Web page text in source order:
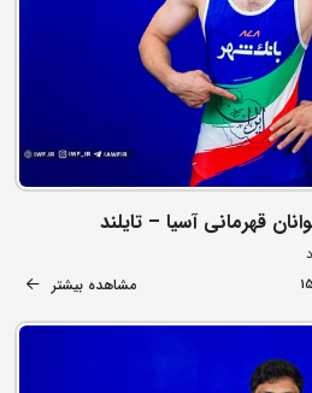
قهرمانی آسیا – تایلند
مشاهده بیشتر